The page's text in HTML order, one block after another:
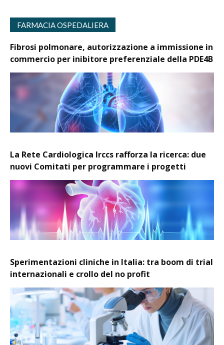
FARMACIA OSPEDALIERA
Fibrosi polmonare, autorizzazione a immissione in
commercio per inibitore preferenziale della PDE4B
La Rete Cardiologica Irccs rafforza la ricerca: due
nuovi Comitati per programmare i progetti
Sperimentazioni cliniche in Italia: tra boom di trial
internazionali e crollo del no profit